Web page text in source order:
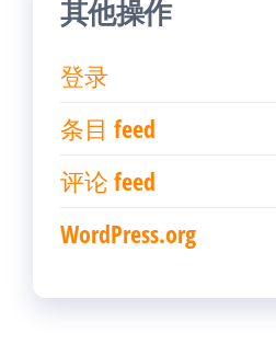
其他操作
登录
条目 feed
评论 feed
WordPress.org